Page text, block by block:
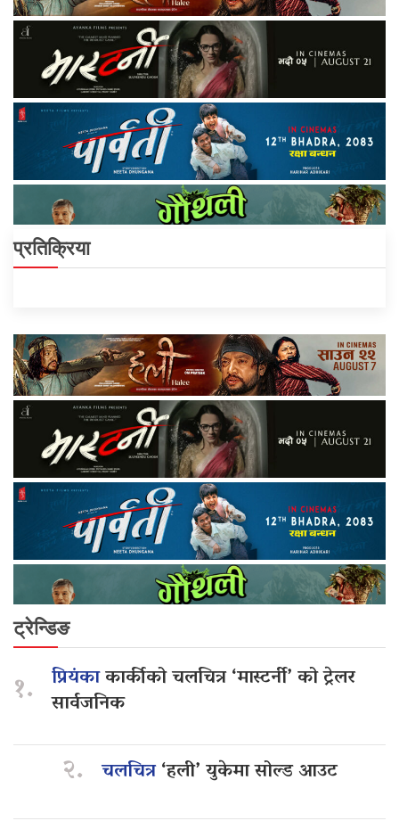
प्रतिक्रिया
ट्रेन्डिङ
१. प्रियंकाकार्कीको चलचित्र ‘मास्टर्नी’ को ट्रेलर
सार्वजनिक
२. चलचित्र‘हली’ युकेमा सोल्ड आउट